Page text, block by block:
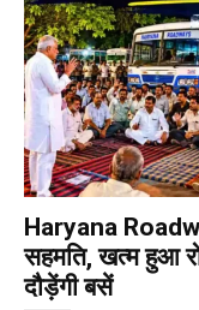
Haryana
सहमति, खत्म हुआ
दौड़ेंगी बसें